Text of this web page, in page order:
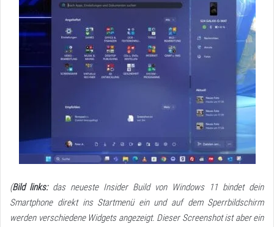
(Bild links:das neueste Insider Build von Windows 11 bindet dein
Smartphone direkt ins Startmenü ein und auf dem Sperrbildschirm
werden verschiedene Widgets angezeigt. Dieser Screenshot ist aber ein